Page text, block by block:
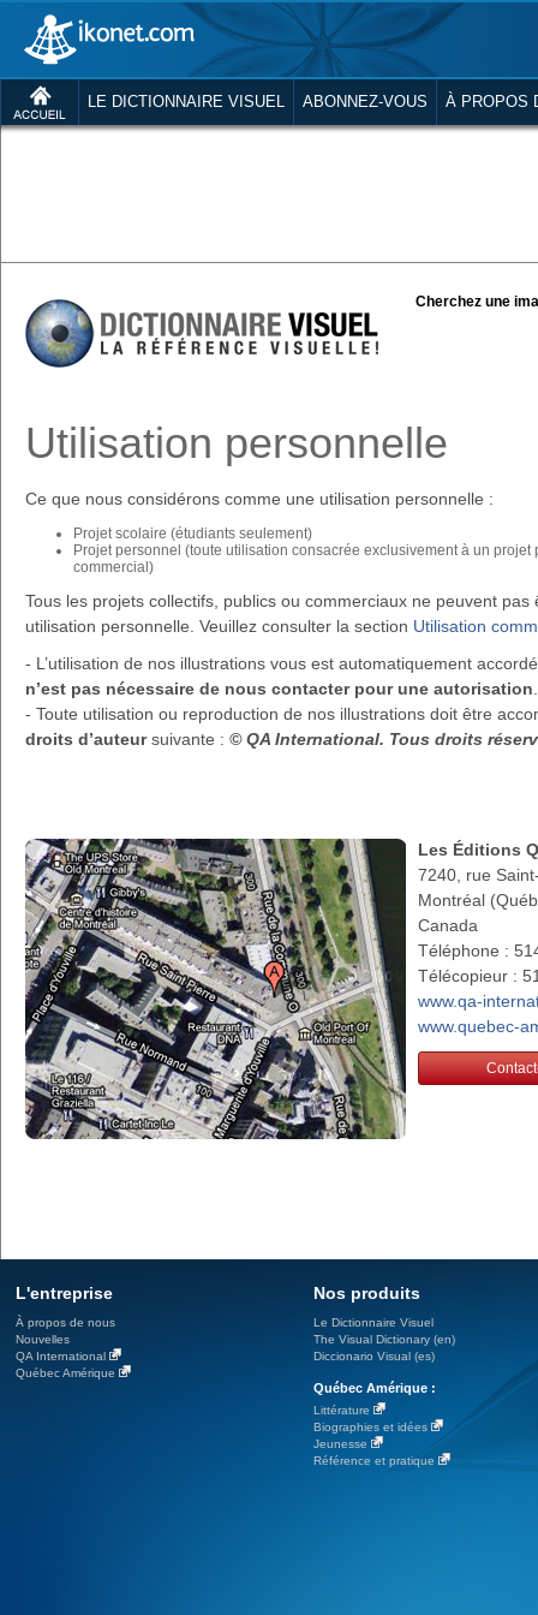
LE DICTIONNAIRE VISUEL ABONNEZ-VOUS À PROPOS
Cherchez une
Utilisation personnelle
Ce que nous considérons comme une utilisation personnelle :
Projet scolaire (étudiants seulement)
Projet personnel (toute utilisation consacrée exclusivement à un
commercial)
Tous les projets collectifs, publics ou commerciaux ne peuvent
utilisation personnelle. Veuillez consulter la section Utilisation
- L’utilisation de nos illustrations vous est automatiquement
n’est pas nécessaire de nous contacter pour une autorisation
- Toute utilisation ou reproduction de nos illustrations doit être
droits d’auteursuivante : © QA International. Tous droits
Les Éditions
7240, rue
Montréal
Canada
Téléphone :
Télécopieur :
www.qa-
www.quebec-
L'entreprise
À propos de nous
Nouvelles
QA International
Québec Amérique
Nos produits
Le Dictionnaire Visuel
The Visual Dictionary (en)
Diccionario Visual (es)
Québec Amérique :
Littérature
Biographies et idées
Jeunesse
Référence et pratique